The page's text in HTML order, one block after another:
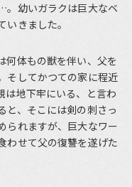
幼いガラクは巨大なベ
きました。
何体もの獣を伴い、父を
そしてかつての家に程近
は地下牢にいる、と言わ
と、そこには剣の刺さっ
られますが、巨大なワー
わせて父の復讐を遂げた